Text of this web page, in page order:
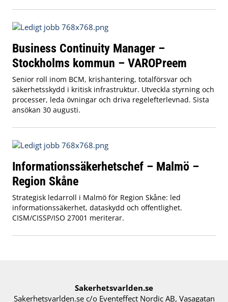
Business Continuity Manager –
Stockholms kommun – VAROPreem
Senior roll inom BCM, krishantering, totalförsvar och
säkerhetsskydd i kritisk infrastruktur. Utveckla styrning och
processer, leda övningar och driva regelefterlevnad. Sista
ansökan 30 augusti.
Informationssäkerhetschef – Malmö –
Region Skåne
Strategisk ledarroll i Malmö för Region Skåne: led
informationssäkerhet, dataskydd och offentlighet.
CISM/CISSP/ISO 27001 meriterar.
Sakerhetsvarlden.se
Sakerhetsvarlden.se c/o Eventeffect Nordic AB, Vasagatan